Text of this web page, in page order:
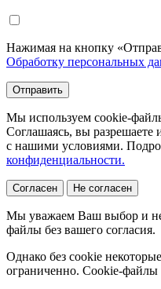
Нажимая на кнопку
Обработку персональных
Отправить
Мы используем cookie-
Соглашаясь, вы разрешаете
с нашими условиями.
конфиденциальности.
Согласен Не согласен
Мы уважаем Ваш выбор и не
файлы без вашего согласия.
Однако без cookie
ограниченно. Cookie-